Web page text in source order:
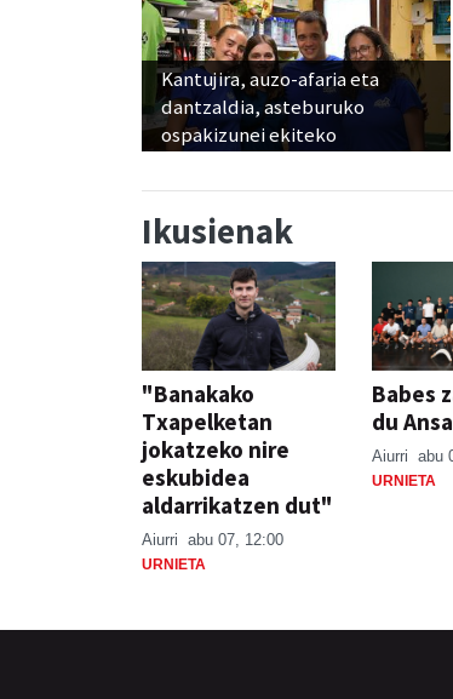
Kantujira, auzo-afaria eta
dantzaldia, asteburuko
ospakizunei ekiteko
Ikusienak
"Banakako
Txapelketan
jokatzeko nire
eskubidea
aldarrikatzen dut"
Aiurri abu 07, 12:00
URNIETA
Babes
du
Aiurri abu
URNIETA